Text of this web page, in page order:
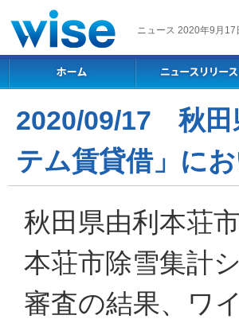
ニュース 2020年9月17
2020/09/17 秋田
テム賃貸借」に
秋田県由利本荘
本荘市除雪集計
審査の結果、ワ